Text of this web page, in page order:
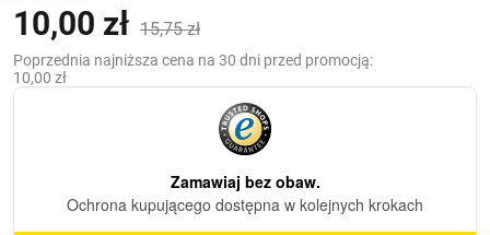
15,75zł
Pierwotna
cena
wynosiła:
10,00 zł
Aktualna
cena
wynosi:
Poprzednia najniższa cena na 30 dni przed promocją:
10,00 zł